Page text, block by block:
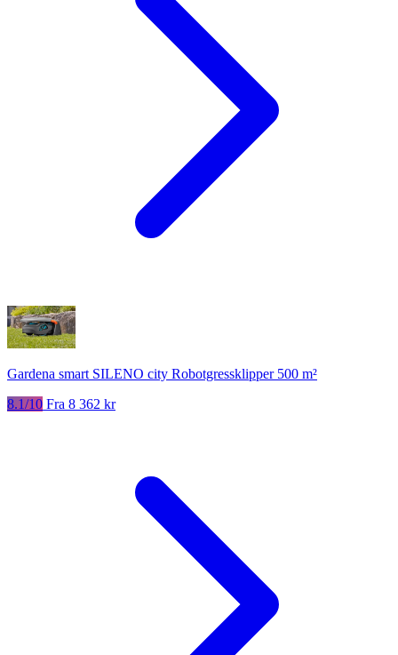
Gardena smart SILENO city Robotgressklipper 500 m²
8.1/10 Fra 8 362 kr